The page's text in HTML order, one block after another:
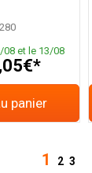
08 et le 13/08
panier
1 2 3